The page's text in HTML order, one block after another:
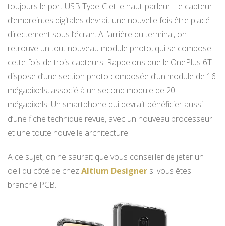
toujours le port USB Type-C et le haut-parleur. Le capteur
d’empreintes digitales devrait une nouvelle fois être placé
directement sous l’écran. A l’arrière du terminal, on
retrouve un tout nouveau module photo, qui se compose
cette fois de trois capteurs. Rappelons que le OnePlus 6T
dispose d’une section photo composée d’un module de 16
mégapixels, associé à un second module de 20
mégapixels. Un smartphone qui devrait bénéficier aussi
d’une fiche technique revue, avec un nouveau processeur
et une toute nouvelle architecture.
A ce sujet, on ne saurait que vous conseiller de jeter un
oeil du côté de chez Altium Designer si vous êtes
branché PCB.